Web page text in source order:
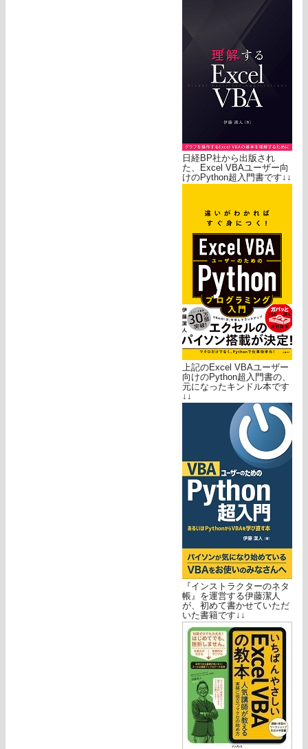
日経BP社から出版され
た、Excel VBAユーザー向
けのPython超入門書です↓↓
上記のExcel VBAユーザー
向けのPython超入門書の、
元になったキンドル本です
↓↓
『インストラクターのネタ
帳』を運営する伊藤潔人
が、初めて書かせていただ
いた書籍です↓↓